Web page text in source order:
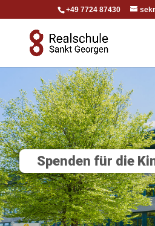
+49 7724 87430
Spenden für die